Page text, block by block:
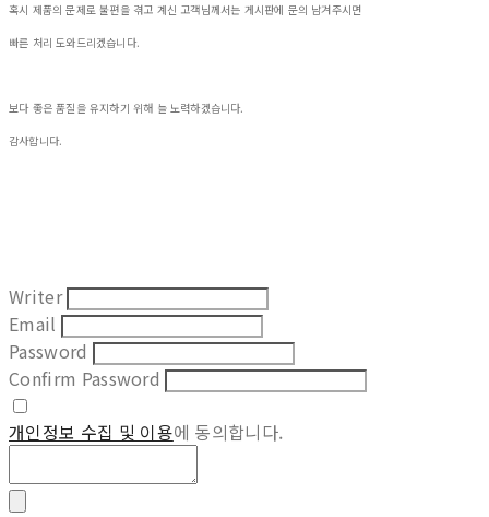
혹시 제품의 문제로 불편을 겪고 계신 고객님께서는 게시판에 문의 남겨주시면
빠른 처리 도와드리겠습니다.
보다 좋은 품질을 유지하기 위해 늘 노력하겠습니다.
감사합니다.
Writer
Email
Password
Confirm Password
개인정보 수집 및 이용에 동의합니다.